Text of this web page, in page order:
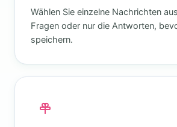
Wählen Sie einzelne Nachrichten
Fragen oder nur die Antworten,
speichern.